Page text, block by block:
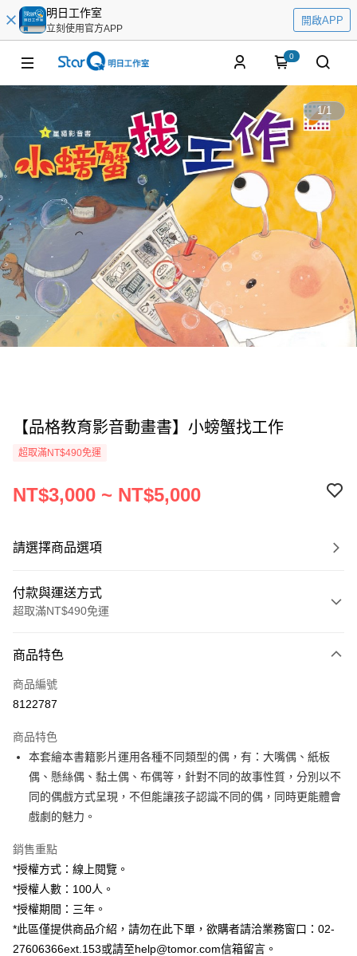
明日工作室
立刻使用官方APP
開啟APP
0
1/1
【品格教育影音動畫書】小螃蟹找工作
超取滿NT$490免運
NT$3,000 ~ NT$5,000
請選擇商品選項
付款與運送方式
超取滿NT$490免運
信用卡一次付款
信用卡分期付款
合作金庫商業銀行
華南商業銀行
彰化商業銀行
上海商業儲蓄銀行
台北富邦商業銀行
國泰世華商業銀行
兆豐國際商業銀行
臺灣中小企業銀行
聯邦商業銀行
元大商業銀行
台新國際商業銀行
台灣樂天信用卡公司
6 期 0 利率 每期
華南商業銀行
彰化商業銀行
上海商業儲蓄銀行
台北富邦商業銀行
國泰世華商業銀行
匯豐（台灣）商業銀行
聯邦商業銀行
元大商業銀行
玉山商業銀行
台灣樂天信用卡公司
12 期 0 利率 每期NT$250 21家銀行
合作金庫商業銀行
第一商業銀行
上海商業儲蓄銀行
國泰世華商業銀行
臺灣中小企業銀行
匯豐（台灣）商業銀行
聯邦商業銀行
元大商業銀行
玉山商業銀行
星展（台灣）商業銀行
台新國際商業銀行
中國信託商業銀行
24 期 0 利率 每期 NT$125 20家銀行
合作金庫商業銀行
上海商業儲蓄銀行
兆豐國際商業銀行
台中商業銀行
華泰商業銀行
遠東國際商業銀行
永豐商業銀行
玉山商業銀行
星展（台灣）商業銀行
台新國際商業銀行
超商取貨付款
LINE Pay
Apple Pay
街口支付
悠遊付
商品特色
商品編號
8122787
商品特色
本套繪本書籍影片運用各種不同類型的偶，有：大嘴偶、紙板
偶、懸絲偶、黏土偶、布偶等，針對不同的故事性質，分別以不
同的偶戲方式呈現，不但能讓孩子認識不同的偶，同時更能體會
戲劇的魅力。
銷售重點
*授權方式：線上閱覽。
*授權人數：100人。
*授權期間：三年。
*此區僅提供商品介紹，請勿在此下單，欲購者請洽業務窗口：02-
27606366ext.153或請至help@tomor.com信箱留言。